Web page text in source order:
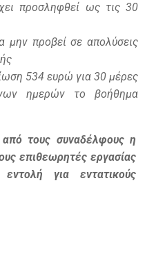
προσληφθεί ως τις 30
μην προβεί σε απολύσεις
534 ευρώ για 30 μέρες
ημερών το βοήθημα
από τους συναδέλφους η
επιθεωρητές εργασίας
για εντατικούς